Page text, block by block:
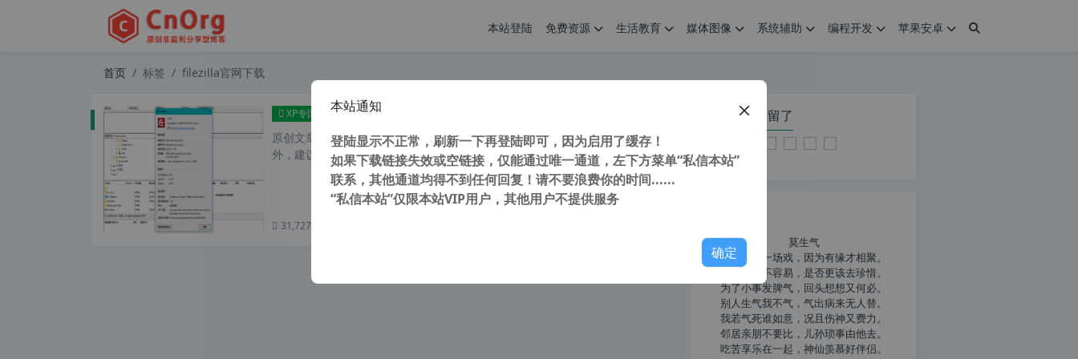
本站登陆 免费资源 生活教育 媒体图像 系统辅助 编程开发 苹果安卓
首页 标签 filezilla官网下载
XP专区 支持winxp的ftp软件 FileZilla 3.39.0 for winxp 中文版 FTP 客户端软件
原创文章，转载请注明： 转载自cnorg.12hp.de 注意：由于网站空间位于国
外，建议避开晚上的访问高峰期...
31,727 次浏览
您在本页停留了
莫生气
人生就像一场戏，因为有缘才相聚。
相扶到老不容易，是否更该去珍惜。
为了小事发脾气，回头想想又何必。
别人生气我不气，气出病来无人替。
我若气死谁如意，况且伤神又费力。
邻居亲朋不要比，儿孙琐事由他去。
吃苦享乐在一起，神仙羡慕好伴侣。
本站通知
登陆显示不正常，刷新一下再登陆即可，因为启用了缓存！
如果下载链接失效或空链接，仅能通过唯一通道，左下方菜单“私信本站”
联系，其他通道均得不到任何回复！请不要浪费你的时间......
“私信本站”仅限本站VIP用户，其他用户不提供服务
确定